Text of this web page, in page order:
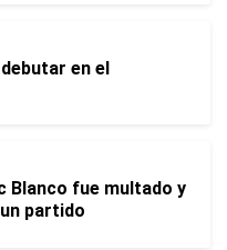
en el
Blanco fue multado y
partido